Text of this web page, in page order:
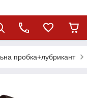
пробка+лубрикант